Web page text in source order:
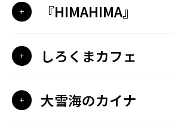
『HIMAHIMA』
しろくまカフェ
大雪海のカイナ